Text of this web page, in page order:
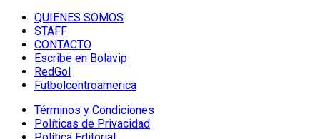
QUIENES SOMOS
STAFF
CONTACTO
Escribe en Bolavip
RedGol
Futbolcentroamerica
Términos y Condiciones
Políticas de Privacidad